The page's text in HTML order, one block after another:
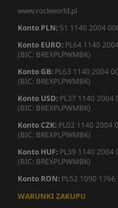
www.rockworld.pl
Konto PLN: 51 1140 2004
Konto EURO: PL64 1140
(BIC: BREXPLPWMBK)
Konto GB: PL63 1140 2004
(BIC: BREXPLPWMBK)
Konto USD: PL37 1140 2004
(BIC: BREXPLPWMBK)
Konto CZK: PL02 1140 2004
(BIC: BREXPLPWMBK)
Konto HUF: PL39 1140 2004
(BIC: BREXPLPWMBK)
Konto RON: PL52 1090 1766
WARUNKI ZAKUPU